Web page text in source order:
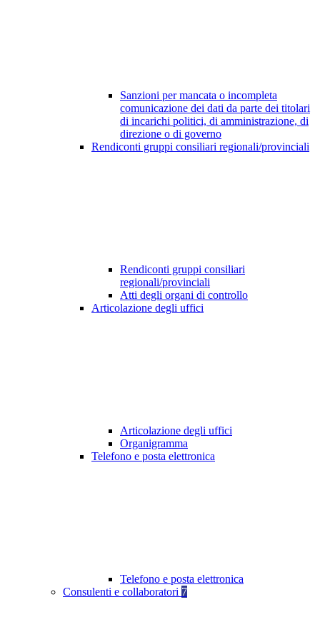
Sanzioni per mancata o incompleta
comunicazione dei dati da parte dei titolari
di incarichi politici, di amministrazione, di
direzione o di governo
Rendiconti gruppi consiliari regionali/provinciali
Rendiconti gruppi consiliari
regionali/provinciali
Atti degli organi di controllo
Articolazione degli uffici
Articolazione degli uffici
Organigramma
Telefono e posta elettronica
Telefono e posta elettronica
Consulenti e collaboratori 7